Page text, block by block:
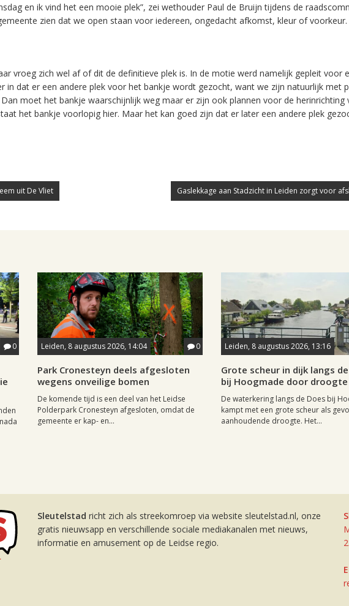
en ik vind het een mooie plek”, zei wethouder Paul de Bruijn tijdens de
zien dat we open staan voor iedereen, ongedacht afkomst, kleur of
vroeg zich wel af of dit de definitieve plek is. In de motie werd namelijk gepleit voor
in dat er een andere plek voor het bankje wordt gezocht, want we zijn natuurlijk met
moet het bankje waarschijnlijk weg maar er zijn ook plannen voor de herinrichting
het bankje voorlopig hier. Maar het kan goed zijn dat er later een andere plek
uit De Vliet Gaslekkage aan Stadzicht in Leiden zorgt voor
0 Leiden, 8 augustus 2026, 14:04 0
Park Cronesteyn deels afgesloten
wegens onveilige bomen
De komende tijd is een deel van het Leidse
Polderpark Cronesteyn afgesloten, omdat de
gemeente er kap- en...
Leiden, 8 augustus 2026, 13:16
Grote scheur in dijk langs
bij Hoogmade door droogte
De waterkering langs de Does bij
kampt met een grote scheur als
aanhoudende droogte. Het...
Sleutelstad richt zich als streekomroep via website sleutelstad.nl, onze
gratis nieuwsapp en verschillende sociale mediakanalen met nieuws,
informatie en amusement op de Leidse regio.